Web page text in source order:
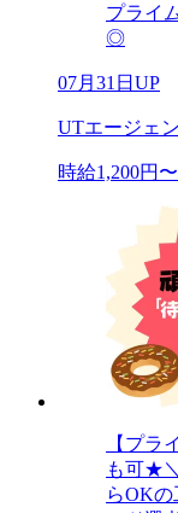
プライ
◎
07月31日UP
UTエージェ
時給1,200円
【プラ
も可★
らOK